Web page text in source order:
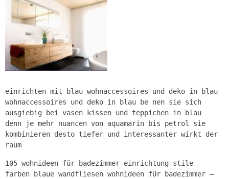
einrichten mit blau wohnaccessoires und deko in blau
wohnaccessoires und deko in blau be nen sie sich
ausgiebig bei vasen kissen und teppichen in blau
denn je mehr nuancen von aquamarin bis petrol sie
kombinieren desto tiefer und interessanter wirkt der
raum
105 wohnideen für badezimmer einrichtung stile
farben blaue wandfliesen wohnideen fÜr badezimmer –